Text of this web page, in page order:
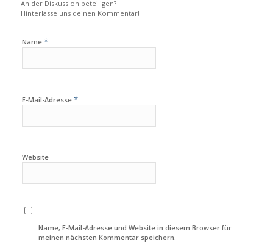
An der Diskussion beteiligen?
Hinterlasse uns deinen Kommentar!
Name *
E-Mail-Adresse *
Website
Name, E-Mail-Adresse und Website in diesem Browser für
meinen nächsten Kommentar speichern.